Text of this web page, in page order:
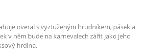
overal s vyztuženým hrudníkem, pásek a
v něm bude na karnevalech zářit jako jeho
hrdina.